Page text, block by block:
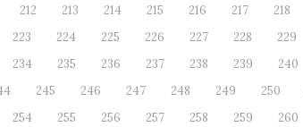
212 213 214 215 216 217 218
223 224 225 226 227 228 229
234 235 236 237 238 239 240
245 246 247 248 249 250
254 255 256 257 258 259 260